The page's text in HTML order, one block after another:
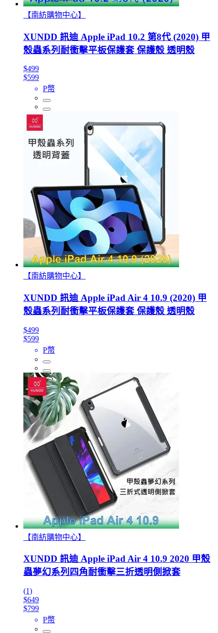
【南紡購物中心】
XUNDD 訊迪 Apple iPad 10.2 第8代 (2020) 甲
殼蟲系列耐衝擊平板保護套 保護殼 透明殼
$499
$599
P幣
【南紡購物中心】
XUNDD 訊迪 Apple iPad Air 4 10.9 (2020) 甲
殼蟲系列耐衝擊平板保護套 保護殼 透明殼
$499
$599
P幣
【南紡購物中心】
XUNDD 訊迪 Apple iPad Air 4 10.9 2020 甲殼
蟲夢幻系列四角耐衝擊三折透明側掀套
(1)
$649
$799
P幣